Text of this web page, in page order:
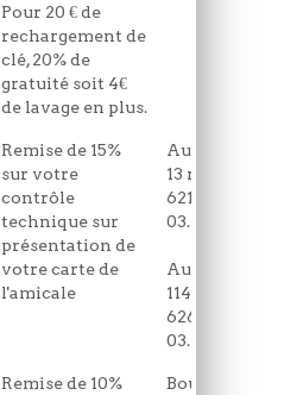
Pour 20 € de
rechargement de
clé, 20% de
gratuité soit 4€
de lavage en plus.
Remise de 15%
sur votre
contrôle
technique sur
présentation de
votre carte de
l'amicale
Autosur
13 route
62170 ATTIN
03.21.86.33.85
Autosur
114 rue de
62600 Berck
03.21.09.00.98
Remise de 10%
Boulevard de